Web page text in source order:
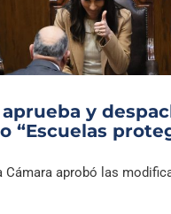
Podcast
Noticias
Columnas
aprueba y
“Escuelas
Cámara aprobó las